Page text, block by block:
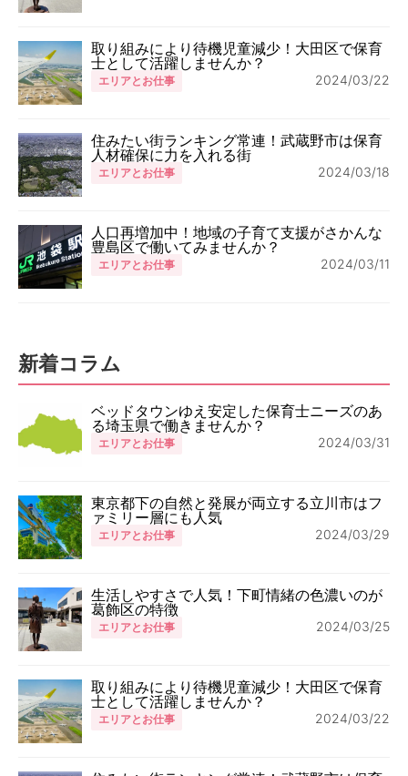
取り組みにより待機児童減少！大田区で保育
士として活躍しませんか？
エリアとお仕事 2024/03/22
住みたい街ランキング常連！武蔵野市は保育
人材確保に力を入れる街
エリアとお仕事 2024/03/18
人口再増加中！地域の子育て支援がさかんな
豊島区で働いてみませんか？
エリアとお仕事 2024/03/11
新着コラム
ベッドタウンゆえ安定した保育士ニーズのあ
る埼玉県で働きませんか？
エリアとお仕事 2024/03/31
東京都下の自然と発展が両立する立川市はフ
ァミリー層にも人気
エリアとお仕事 2024/03/29
生活しやすさで人気！下町情緒の色濃いのが
葛飾区の特徴
エリアとお仕事 2024/03/25
取り組みにより待機児童減少！大田区で保育
士として活躍しませんか？
エリアとお仕事 2024/03/22